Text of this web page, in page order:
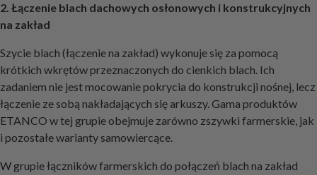
2. Łączenie blach dachowych osłonowych i konstrukcyjnych
na zakład
Szycie blach (łączenie na zakład) wykonuje się za pomocą
krótkich wkrętów przeznaczonych do cienkich blach. Ich
zadaniem nie jest mocowanie pokrycia do konstrukcji nośnej, lecz
łączenie ze sobą nakładających się arkuszy. Gama produktów
ETANCO w tej grupie obejmuje zarówno zszywki farmerskie, jak
i pozostałe warianty samowiercące.
W grupie łączników farmerskich do połączeń blach na zakład